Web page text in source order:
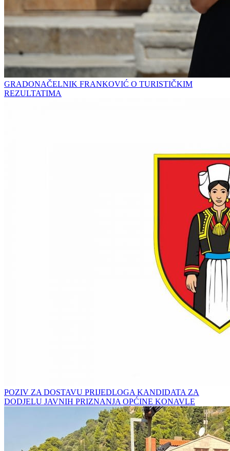
GRADONAČELNIK FRANKOVIĆ O TURISTIČKIM
REZULTATIMA
POZIV ZA DOSTAVU PRIJEDLOGA KANDIDATA ZA
DODJELU JAVNIH PRIZNANJA OPĆINE KONAVLE